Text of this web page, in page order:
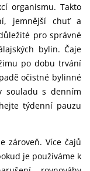
organismu. Takto
jemnější chuť a
pro správné
bylin. Čaje
po dobu trvání
očistné bylinné
souladu s denním
týdenní pauzu
zároveň. Více čajů
je používáme k